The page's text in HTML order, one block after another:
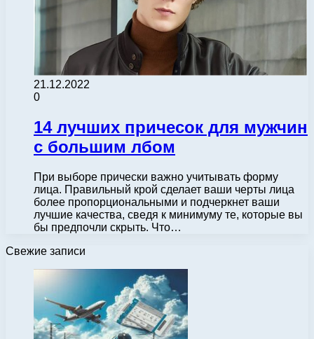
21.12.2022
0
14 лучших причесок для мужчин
с большим лбом
При выборе прически важно учитывать форму
лица. Правильный крой сделает ваши черты лица
более пропорциональными и подчеркнет ваши
лучшие качества, сведя к минимуму те, которые вы
бы предпочли скрыть. Что…
Свежие записи